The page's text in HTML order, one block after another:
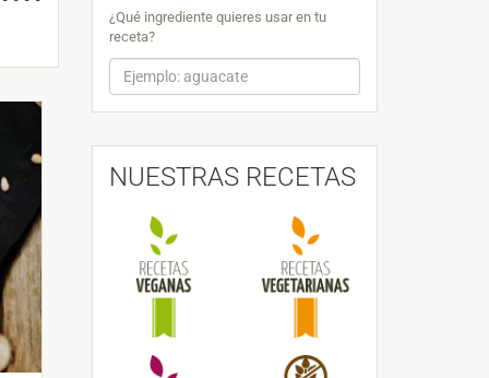
¿Qué ingrediente quieres usar en tu
receta?
NUESTRAS RECETAS